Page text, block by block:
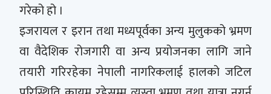
गरेको हो ।
इजरायल र इरान तथा मध्यपूर्वका अन्य मुलुकको भ्रमण
वा वैदेशिक रोजगारी वा अन्य प्रयोजनका लागि जाने
तयारी गरिरहेका नेपाली नागरिकलाई हालको जटिल